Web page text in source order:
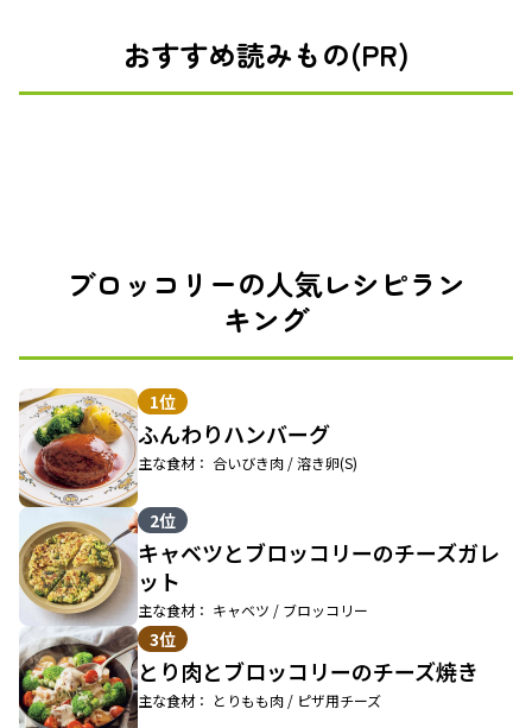
おすすめ読みもの(PR)
ブロッコリーの人気レシピラン
キング
1位
ふんわりハンバーグ
主な食材： 合いびき肉 / 溶き卵(S)
2位
キャベツとブロッコリーのチーズガレ
ット
主な食材： キャベツ / ブロッコリー
3位
とり肉とブロッコリーのチーズ焼き
主な食材： とりもも肉 / ピザ用チーズ